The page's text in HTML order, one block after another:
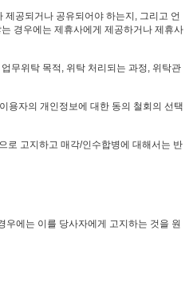
공되거나 공유되어야 하는지, 그리고 언
경우에는 제휴사에게 제공하거나 제휴사
무위탁 목적, 위탁 처리되는 과정, 위탁관
용자의 개인정보에 대한 동의 철회의 선택
로 고지하고 매각/인수합병에 대해서는 반
에는 이를 당사자에게 고지하는 것을 원